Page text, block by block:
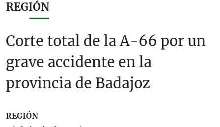
REGIÓN
Corte total de la A-66 por un
grave accidente en la
provincia de Badajoz
REGIÓN